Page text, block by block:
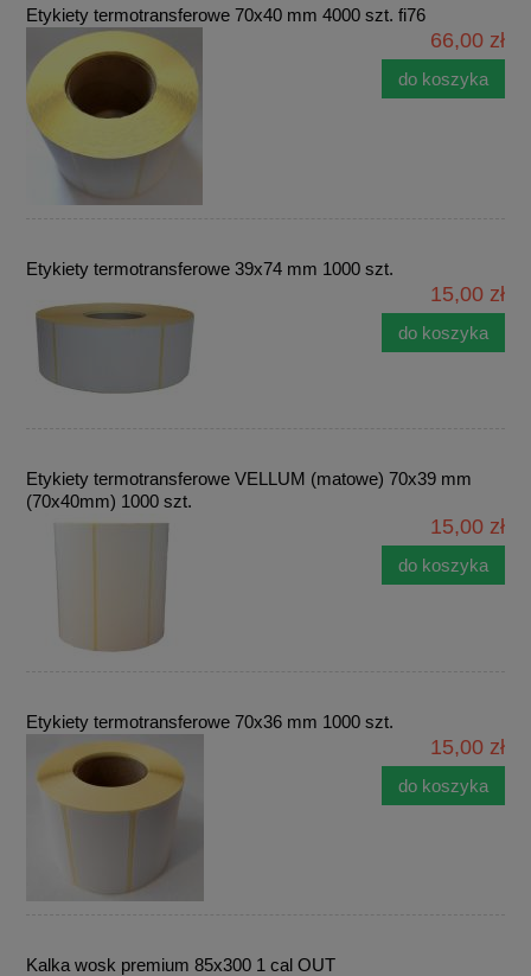
Etykiety termotransferowe 70x40 mm 4000 szt. fi76
66,00 zł
do koszyka
Etykiety termotransferowe 39x74 mm 1000 szt.
15,00 zł
do koszyka
Etykiety termotransferowe VELLUM (matowe) 70x39 mm
(70x40mm) 1000 szt.
15,00 zł
do koszyka
Etykiety termotransferowe 70x36 mm 1000 szt.
15,00 zł
do koszyka
Kalka wosk premium 85x300 1 cal OUT